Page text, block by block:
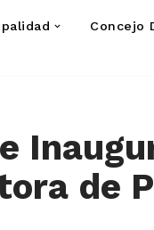
Concejo
de